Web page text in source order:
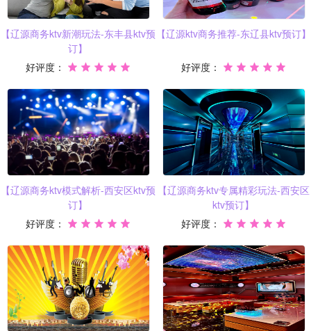
【辽源商务ktv新潮玩法-东丰县ktv预
订】
好评度：
【辽源ktv商务推荐-东辽县ktv预订】
好评度：
【辽源商务ktv模式解析-西安区ktv预
订】
好评度：
【辽源商务ktv专属精彩玩法-西安区
ktv预订】
好评度：